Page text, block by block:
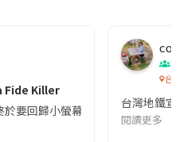
Fide Killer
要回歸小螢幕啦!這次的劇本改編
co
吹
台灣
台灣地鐵宣
閱讀更多